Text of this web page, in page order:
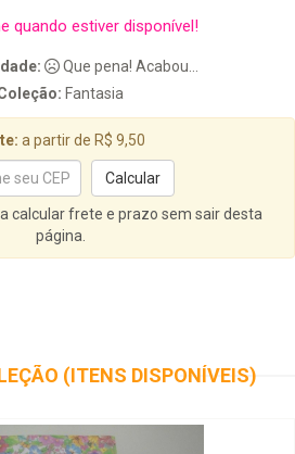
quando estiver disponível!
Que pena! Acabou...
Fantasia
a partir de R$ 9,50
calcular frete e prazo sem sair desta
página.
(ITENS DISPONÍVEIS)